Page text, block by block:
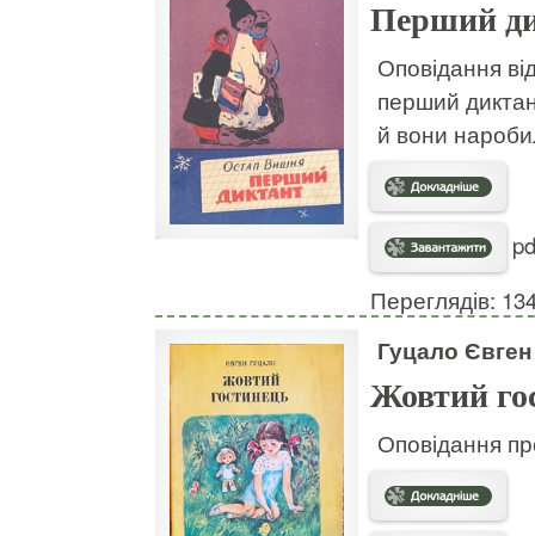
Перший
Оповідання
перший
й вони
Переглядів:
Гуцало Євген
Жовтий
Оповідання